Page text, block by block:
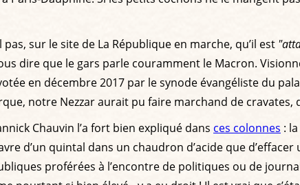
sur le site de La République en marche, qu’il est
dire que le gars parle couramment le Macron.
en décembre 2017 par le synode évangéliste du
notre Nezzar aurait pu faire marchand de
Chauvin l’a fort bien expliqué dans ces colonnes :
d’un quintal dans un chaudron d’acide que
proférées à l’encontre de politiques ou de